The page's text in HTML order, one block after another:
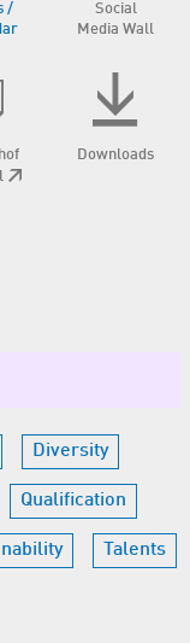
/
Social
Media Wall
Downloads
Diversity
Qualification
Talents